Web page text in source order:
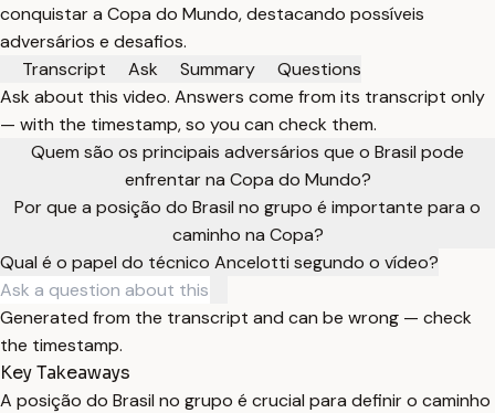
conquistar a Copa do Mundo, destacando possíveis
adversários e desafios.
Transcript
Ask Summary
Questions
Ask about this video. Answers come from its transcript only
— with the timestamp, so you can check them.
Quem são os principais adversários que o Brasil pode
enfrentar na Copa do Mundo?
Por que a posição do Brasil no grupo é importante para o
caminho na Copa?
Qual é o papel do técnico Ancelotti segundo o vídeo?
Generated from the transcript and can be wrong — check
the timestamp.
Key Takeaways
A posição do Brasil no grupo é crucial para definir o caminho